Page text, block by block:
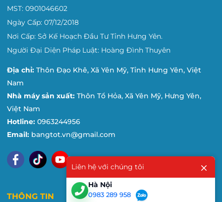
MST: 0901046602
Ngày Cấp: 07/12/2018
Nơi Cấp: Sở Kế Hoạch Đầu Tư Tỉnh Hưng Yên.
Người Đại Diện Pháp Luật: Hoàng Đình Thuyên
Địa chỉ: Thôn Đạo Khê, Xã Yên Mỹ, Tỉnh Hưng Yên, Việt
Nam
Nhà máy sản xuất: Thôn Tổ Hỏa, Xã Yên Mỹ, Hưng Yên,
Việt Nam
Hotline: 0963244956
Email: bangtot.vn@gmail.com
THÔNG TIN
Liên hệ với chúng tôi
Hà Nội
0983 289 958